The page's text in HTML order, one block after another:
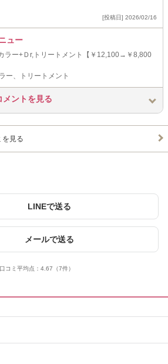
[投稿日] 2026/02/16
ュー
ラー+Ｄr,トリートメント【￥12,100→￥8,800
ー、トリートメント
メントを見る
を見る
LINEで送る
メールで送る
口コミ平均点： 4.67 （7件）